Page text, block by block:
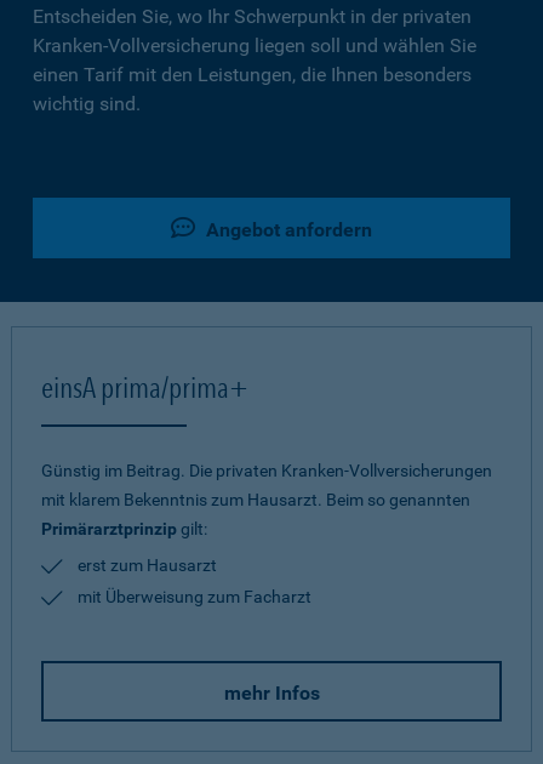
Entscheiden Sie, wo Ihr Schwerpunkt in der privaten
Kranken-Vollversicherung liegen soll und wählen Sie
einen Tarif mit den Leistungen, die Ihnen besonders
wichtig sind.
Angebot anfordern
einsA prima/prima+
Günstig im Beitrag. Die privaten Kranken-Vollversicherungen
mit klarem Bekenntnis zum Hausarzt. Beim so genannten
Primärarztprinzipgilt:
erst zum Hausarzt
mit Überweisung zum Facharzt
mehr Infos